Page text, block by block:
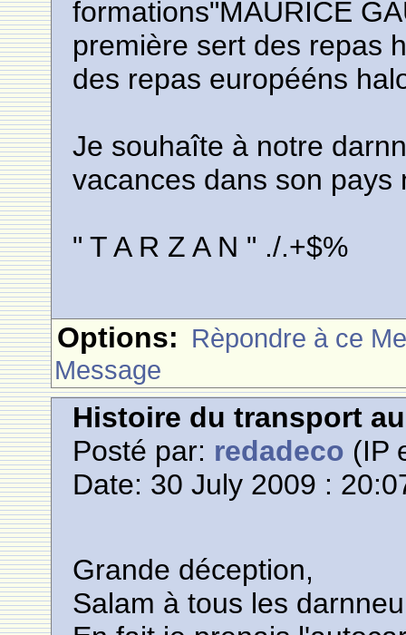
formations"MAURICE
première sert des repas
des repas europééns
Je souhaîte à notre
vacances dans son pays
" T A R Z A N " ./.+$%
Options: Rèpondre à ce
Message
Histoire du transport
Posté par: redadeco (IP
Date: 30 July 2009 :
Grande déception,
Salam à tous les